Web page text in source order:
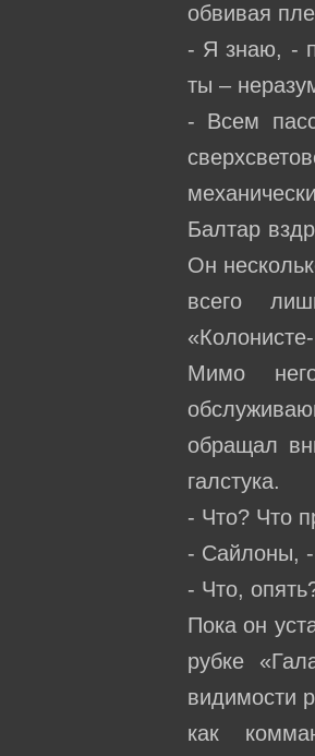
обвивая
- Я знаю, -
ты –
- Всем
Балтар
Он
всего
Мимо
обращал
галстука.
- Что? Что
- Сайлоны, -
- Что,
Пока он
рубке
видимости
как